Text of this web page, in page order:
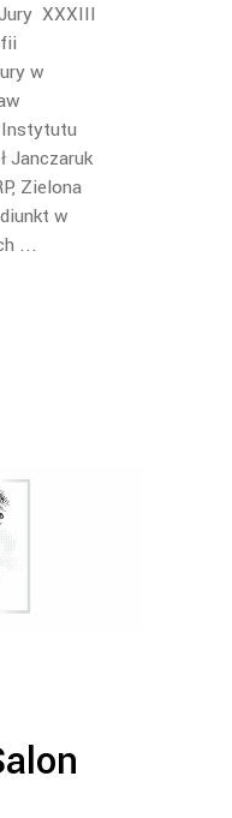
XXXIII
w
Janczaruk
Zielona
w